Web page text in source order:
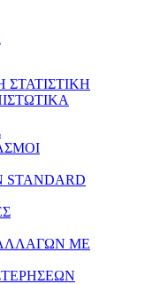
STANDARD
ΜΕ